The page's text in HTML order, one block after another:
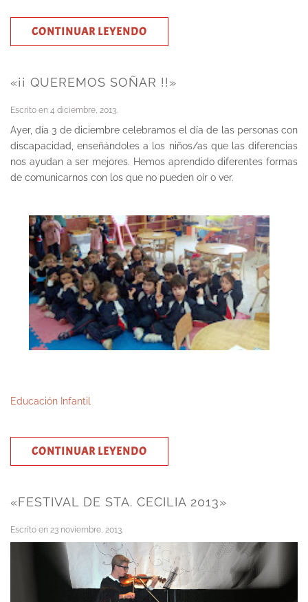
CONTINUAR LEYENDO
«¡¡ QUEREMOS SOÑAR !!»
Escrito en 4 diciembre, 2013.
Ayer, día 3 de diciembre celebramos el día de las personas con
discapacidad, enseñándoles a los niños/as que las diferencias
nos ayudan a ser mejores. Hemos aprendido diferentes formas
de comunicarnos con los que no pueden oír o ver.
Educación Infantil
CONTINUAR LEYENDO
«FESTIVAL DE STA. CECILIA 2013»
Escrito en 23 noviembre, 2013.